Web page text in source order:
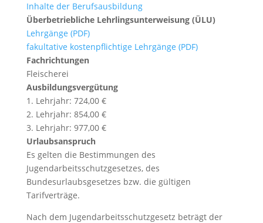
Inhalte der Berufsausbildung
Überbetriebliche Lehrlingsunterweisung (ÜLU)
Lehrgänge (PDF)
fakultative kostenpflichtige Lehrgänge (PDF)
Fachrichtungen
Fleischerei
Ausbildungsvergütung
1. Lehrjahr: 724,00 €
2. Lehrjahr: 854,00 €
3. Lehrjahr: 977,00 €
Urlaubsanspruch
Es gelten die Bestimmungen des
Jugendarbeitsschutzgesetzes, des
Bundesurlaubsgesetzes bzw. die gültigen
Tarifverträge.
Nach dem Jugendarbeitsschutzgesetz beträgt der